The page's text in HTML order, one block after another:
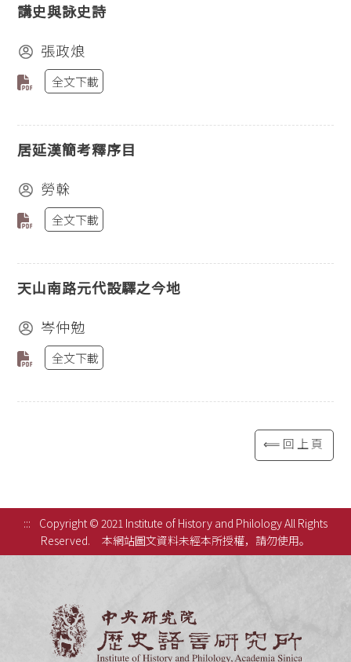
講史與詠史詩
張政烺
全文下載
居延漢簡考釋序目
勞榦
全文下載
天山南路元代設驛之今地
岑仲勉
全文下載
⟸回上頁
:::
Copyright © 2021 Institute of History and Philology All Rights
Reserved.
本網站圖文資料未經本所授權，請勿使用。